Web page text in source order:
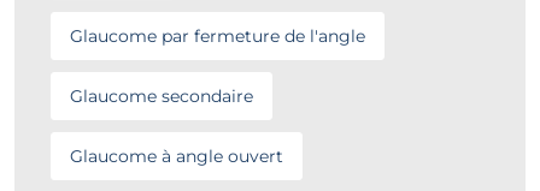
Glaucome par fermeture de l'angle
Glaucome secondaire
Glaucome à angle ouvert